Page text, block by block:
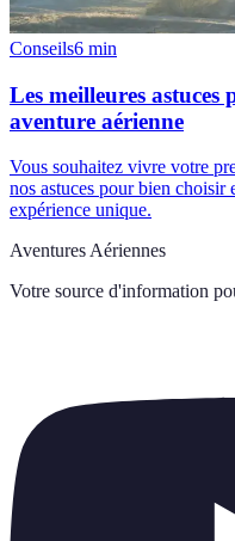
Conseils6 min
Les meilleures
aventure aérienne
Vous souhaitez vivre votre
nos astuces pour bien choisir
expérience unique.
Aventures Aériennes
Votre source d'information